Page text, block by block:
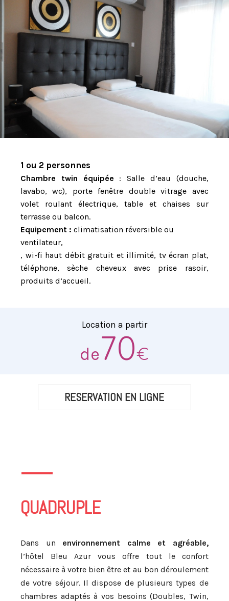
1 ou 2 personnes
Chambre twin équipée :
Salle d’eau (douche,
lavabo, wc), porte fenêtre double vitrage avec
volet roulant électrique, table et chaises sur
terrasse ou balcon.
Equipement : climatisation réversible ou
ventilateur,
, wi-fi haut débit gratuit et illimité, tv écran plat,
téléphone, sèche cheveux avec prise rasoir,
produits d’accueil.
Location a partir
de70€
RESERVATION EN LIGNE
QUADRUPLE
Dans un environnement calme et agréable,
l’hôtel Bleu Azur vous offre tout le confort
nécessaire à votre bien être et au bon déroulement
de votre séjour.Il dispose de plusieurs types de
chambres adaptés à vos besoins (Doubles, Twin,